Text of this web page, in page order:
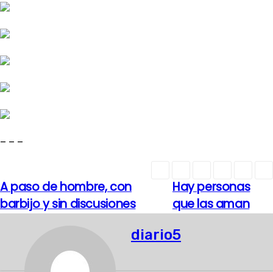
– – –
N
a
Hay personas
que las aman
A paso de hombre, con
barbijo y sin discusiones
diario5